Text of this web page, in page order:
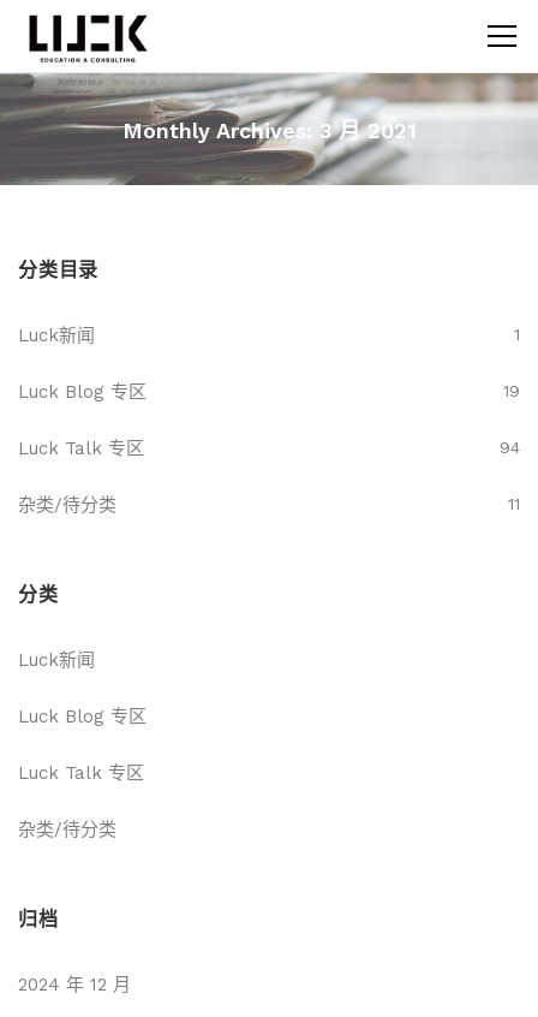
Monthly Archives: 3 月 2021
分类目录
Luck新闻 1
Luck Blog 专区 19
Luck Talk 专区 94
杂类/待分类 11
分类
Luck新闻
Luck Blog 专区
Luck Talk 专区
杂类/待分类
归档
2024 年 12 月